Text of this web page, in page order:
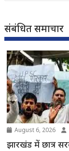
संबंधित समाचार
August 6, 2026
झारखंड में छात्र सरकार से बातचीत को तैयार:; परीक्षा कराने